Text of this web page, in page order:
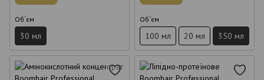
Об`єм
30 мл
Об`єм
100 мл 20 мл 350 мл